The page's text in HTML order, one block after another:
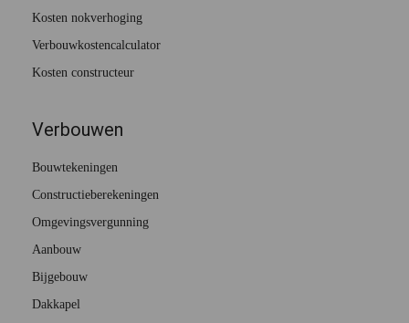
Kosten nokverhoging
Verbouwkostencalculator
Kosten constructeur
Verbouwen
Bouwtekeningen
Constructieberekeningen
Omgevingsvergunning
Aanbouw
Bijgebouw
Dakkapel